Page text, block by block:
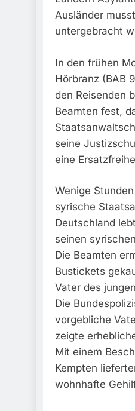
Ausländer
untergebracht
In den frühen
Hörbranz (BAB
den Reisenden
Beamten fest,
seine
eine
Wenige
syrische
Deutschland
seinen
Die Beamten
Bustickets
Vater des
Die
vorgebliche
zeigte
Mit einem
Kempten
wohnhafte